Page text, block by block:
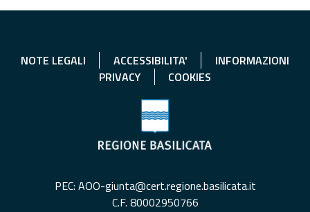
NOTE LEGALI ACCESSIBILITA'
INFORMAZIONI
PRIVACY
COOKIES
PEC: AOO-giunta@cert.regione.basilicata.it
C.F. 80002950766